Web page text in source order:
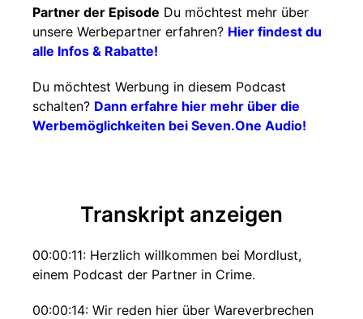
Partner der Episode Du möchtest mehr über
unsere Werbepartner erfahren? Hier findest du
alle Infos & Rabatte!
Du möchtest Werbung in diesem Podcast
schalten? Dann erfahre hier mehr über die
Werbemöglichkeiten bei Seven.One Audio!
Transkript anzeigen
00:00:11: Herzlich willkommen bei Mordlust,
einem Podcast der Partner in Crime.
00:00:14: Wir reden hier über Wareverbrechen